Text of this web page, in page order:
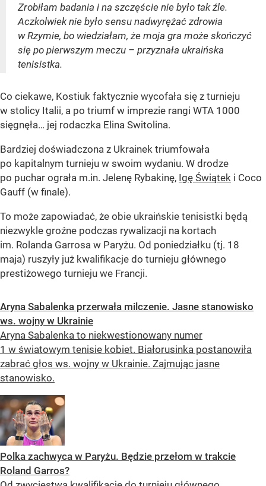
Zrobiłam badania i na szczęście nie było tak źle.
Aczkolwiek nie było sensu nadwyrężać zdrowia
w Rzymie, bo wiedziałam, że moja gra może skończyć
się po pierwszym meczu – przyznała ukraińska
tenisistka.
Co ciekawe, Kostiuk faktycznie wycofała się z turnieju
w stolicy Italii, a po triumf w imprezie rangi WTA 1000
sięgnęła… jej rodaczka Elina Switolina.
Bardziej doświadczona z Ukrainek triumfowała
po kapitalnym turnieju w swoim wydaniu. W drodze
po puchar ograła m.in. Jelenę Rybakinę, Igę Świątek i Coco
Gauff (w finale).
To może zapowiadać, że obie ukraińskie tenisistki będą
niezwykle groźne podczas rywalizacji na kortach
im. Rolanda Garrosa w Paryżu. Od poniedziałku (tj. 18
maja) ruszyły już kwalifikacje do turnieju głównego
prestiżowego turnieju we Francji.
Aryna Sabalenka przerwała milczenie. Jasne stanowisko
ws. wojny w Ukrainie
Aryna Sabalenka to niekwestionowany numer
1 w światowym tenisie kobiet. Białorusinka postanowiła
zabrać głos ws. wojny w Ukrainie. Zajmując jasne
stanowisko.
Polka zachwyca w Paryżu. Będzie przełom w trakcie
Roland Garros?